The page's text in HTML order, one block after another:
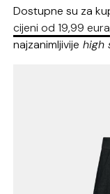
Dostupne su za
cijeni od 19,99 eura
najzanimljivije high